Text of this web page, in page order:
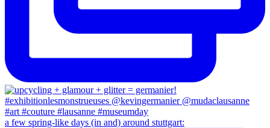
a few spring-like days (in and) around stuttgart: